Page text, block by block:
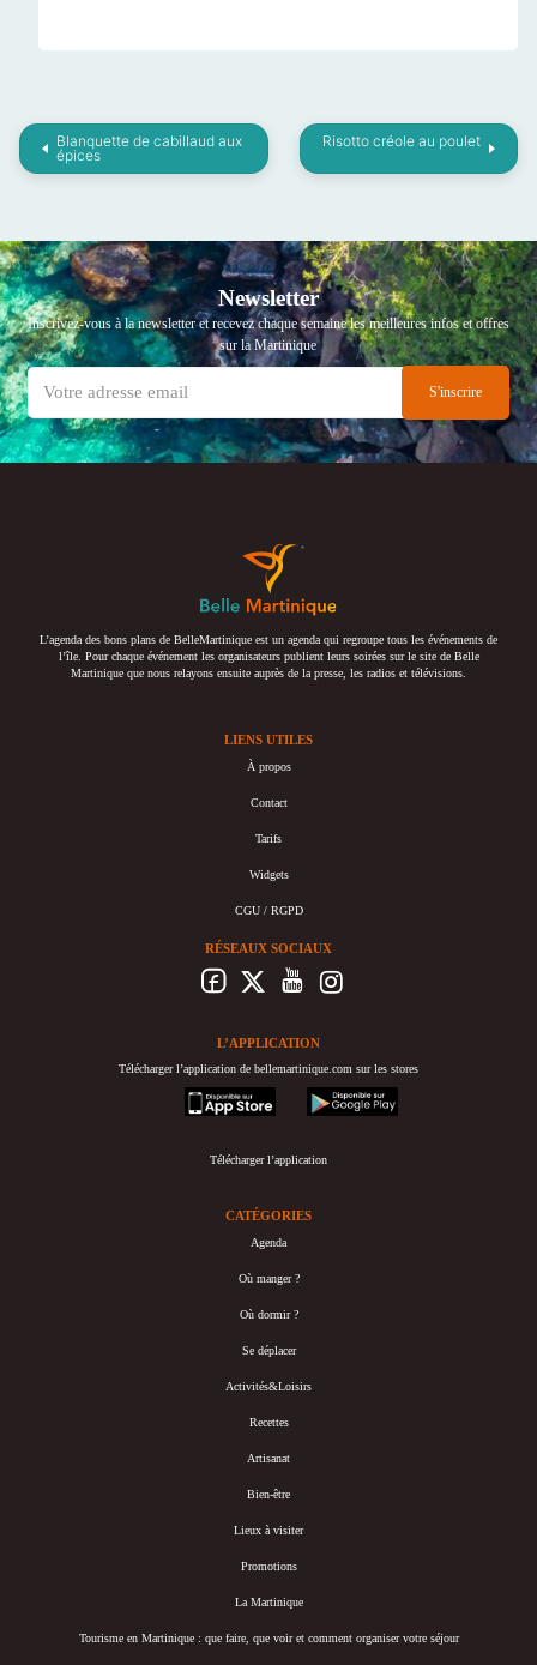
Blanquette de cabillaud aux
épices
Risotto créole au poulet
Newsletter
Inscrivez-vous à la newsletter et recevez chaque semaine les meilleures infos et offres
sur la Martinique
L’agenda des bons plans de BelleMartinique est un agenda qui regroupe tous les événements de
l’île. Pour chaque événement les organisateurs publient leurs soirées sur le site de Belle
Martinique que nous relayons ensuite auprès de la presse, les radios et télévisions.
LIENS UTILES
À propos
Contact
Tarifs
Widgets
CGU / RGPD
RÉSEAUX SOCIAUX
L’APPLICATION
Télécharger l’application de bellemartinique.com sur les stores
appstore
googleplay
Télécharger l’application
CATÉGORIES
Agenda
Où manger ?
Où dormir ?
Se déplacer
Activités&Loisirs
Recettes
Artisanat
Bien-être
Lieux à visiter
Promotions
La Martinique
Tourisme en Martinique : que faire, que voir et comment organiser votre séjour